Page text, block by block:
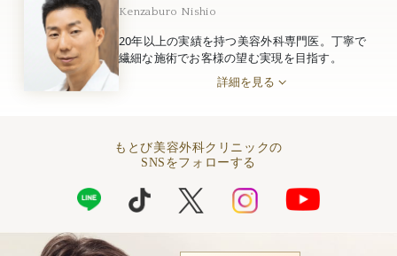
Kenzaburo Nishio
20年以上の実績を持つ美容外科専門医。丁寧で
繊細な施術でお客様の望む実現を目指す。
詳細を見る
もとび美容外科クリニックの
SNSをフォローする